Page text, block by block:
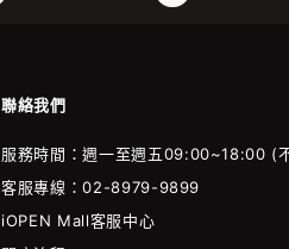
聯絡我們
服務時間：週一至週五09:00~18:00 (
客服專線：02-8979-9899
iOPEN Mall客服中心